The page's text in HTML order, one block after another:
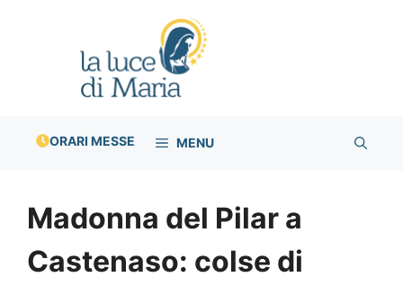
ORARI MESSE MENU
Madonna del Pilar a
Castenaso: colse di